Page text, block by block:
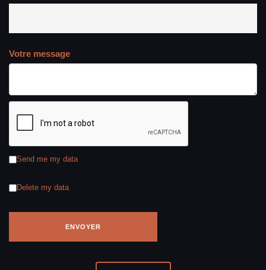
Votre message
Send me my data
Delete my data